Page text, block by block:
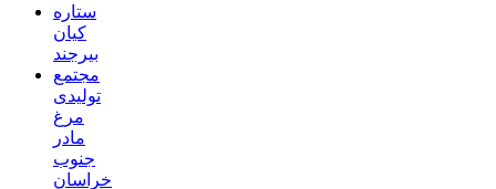
ستاره
کیان
بیرجند
مجتمع
تولیدی
مرغ
مادر
جنوب
خراسان